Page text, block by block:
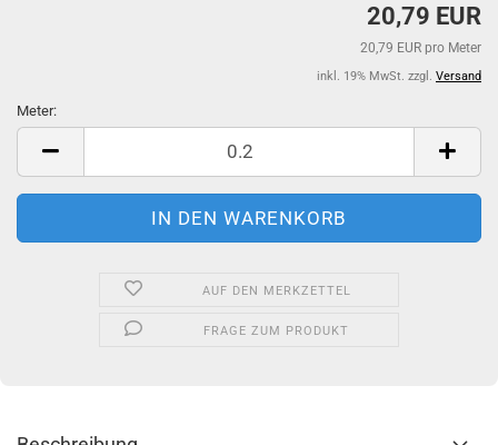
20,79 EUR
20,79 EUR pro Meter
inkl. 19% MwSt. zzgl. Versand
Meter:
Meter
AUF DEN MERKZETTEL
FRAGE ZUM PRODUKT